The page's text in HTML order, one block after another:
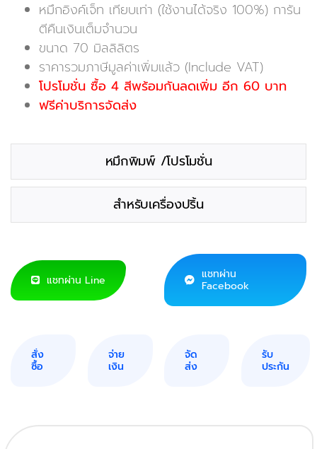
฿400
หมึกอิงค์เจ็ท เทียบเท่า (ใช้งานได้จริง 100%) การัน
ตีคืนเงินเต็มจำนวน
ขนาด 70 มิลลิลิตร
ราคารวมภาษีมูลค่าเพิ่มแล้ว (Include VAT)
โปรโมชั่น ซื้อ 4 สีพร้อมกันลดเพิ่ม อีก 60 บาท
ฟรีค่าบริการจัดส่ง
หมึกพิมพ์ /โปรโมชั่น
สำหรับเครื่องปริ้น
แชทผ่าน Line
แชทผ่าน
Facebook
สั่ง
ซื้อ
จ่าย
เงิน
จัด
ส่ง
รับ
ประกัน